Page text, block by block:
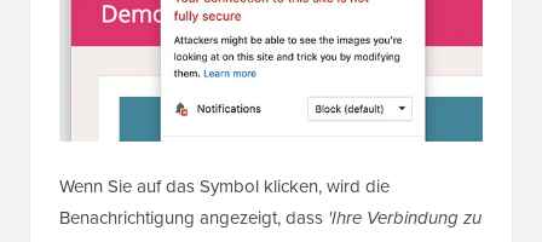
Wenn Sie auf das Symbol klicken, wird die
Benachrichtigung angezeigt, dass 'Ihre Verbindung zu